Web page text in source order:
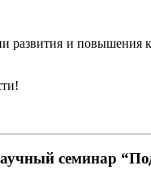
и повышения
семинар